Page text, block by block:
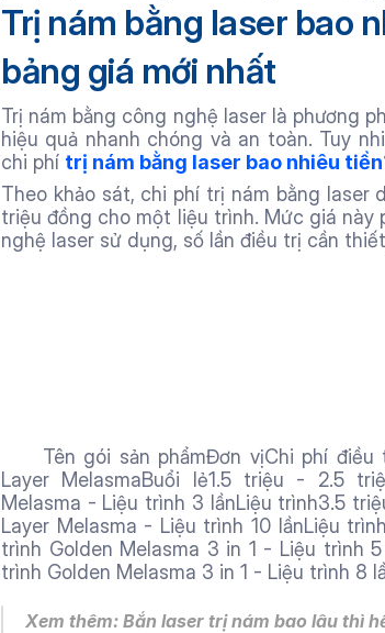
Trị nám bằng laser bao
bảng giá mới nhất
Trị nám bằng công nghệ laser là phương
hiệu quả nhanh chóng và an toàn. Tuy
chi phí trị nám bằng laser bao nhiêu tiền
Theo khảo sát, chi phí trị nám bằng laser
triệu đồng cho một liệu trình. Mức giá
nghệ laser sử dụng, số lần điều trị cần
Layer MelasmaBuổi lẻ1.5 triệu - 2.5
Melasma - Liệu trình 3 lầnLiệu trình3.5
Layer Melasma - Liệu trình 10 lầnLiệu
trình Golden Melasma 3 in 1 - Liệu trình
trình Golden Melasma 3 in 1 - Liệu trình 8
Xem thêm: Bắn laser trị nám bao lâu thì